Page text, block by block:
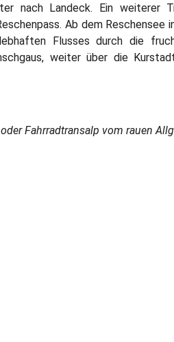
nach Landeck. Ein weiterer
Ab dem Reschensee
Flusses durch die
weiter über die
Fahrradtransalp vom rauen